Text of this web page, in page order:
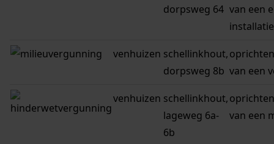
dorpsweg 64 van een
venhuizen schellinkhout,
dorpsweg 8b van een
venhuizen schellinkhout,
lageweg 6a-
6b
van een